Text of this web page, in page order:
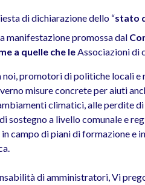
di dichiarazione dello “stato
manifestazione promossa dal
a quelle che leAssociazioni di
promotori di politiche locali e
misure concrete per aiuti
climatici, alle perdite
sostegno a livello comunale e
campo di piani di formazione
di amministratori, Vi